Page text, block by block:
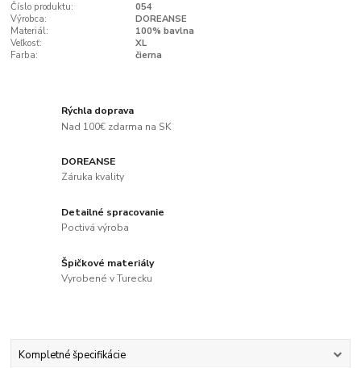
Číslo produktu:
054
Výrobca:
DOREANSE
Materiál:
100% bavlna
Veľkosť:
XL
Farba:
čierna
Rýchla doprava
Nad 100€ zdarma na SK
DOREANSE
Záruka kvality
Detailné spracovanie
Poctivá výroba
Špičkové materiály
Vyrobené v Turecku
Kompletné špecifikácie